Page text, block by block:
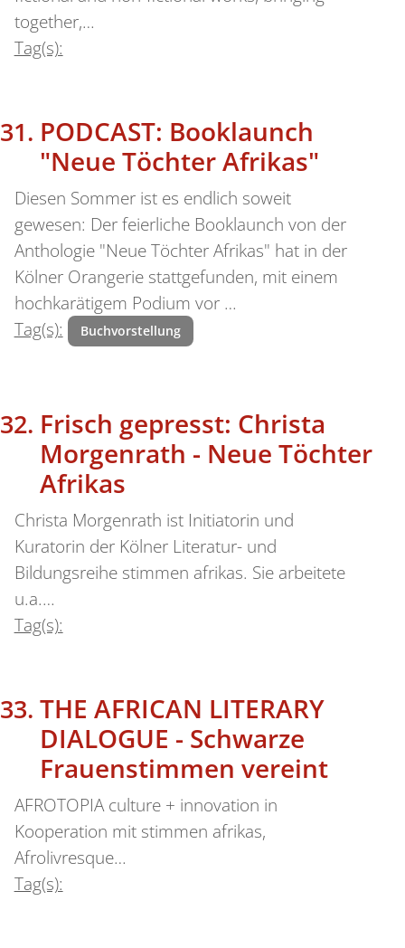
together,…
Tag(s):
PODCAST: Booklaunch
"Neue Töchter Afrikas"
Diesen Sommer ist es endlich soweit
gewesen: Der feierliche Booklaunch von der
Anthologie "Neue Töchter Afrikas" hat in der
Kölner Orangerie stattgefunden, mit einem
hochkarätigem Podium vor …
Tag(s):
Buchvorstellung
Frisch gepresst: Christa
Morgenrath - Neue Töchter
Afrikas
Christa Morgenrath ist Initiatorin und
Kuratorin der Kölner Literatur- und
Bildungsreihe stimmen afrikas. Sie arbeitete
u.a.…
Tag(s):
THE AFRICAN LITERARY
DIALOGUE - Schwarze
Frauenstimmen vereint
AFROTOPIA culture + innovation in
Kooperation mit stimmen afrikas,
Afrolivresque…
Tag(s):